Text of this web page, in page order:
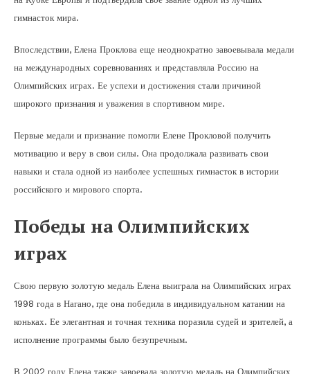
гимнасток мира.
Впоследствии, Елена Проклова еще неоднократно завоевывала медали
на международных соревнованиях и представляла Россию на
Олимпийских играх. Ее успехи и достижения стали причиной
широкого признания и уважения в спортивном мире.
Первые медали и признание помогли Елене Прокловой получить
мотивацию и веру в свои силы. Она продолжала развивать свои
навыки и стала одной из наиболее успешных гимнасток в истории
российского и мирового спорта.
Победы на Олимпийских
играх
Свою первую золотую медаль Елена выиграла на Олимпийских играх
1998 года в Нагано, где она победила в индивидуальном катании на
коньках. Ее элегантная и точная техника поразила судей и зрителей, а
исполнение программы было безупречным.
В 2002 году Елена также завоевала золотую медаль на Олимпийских